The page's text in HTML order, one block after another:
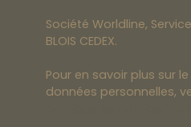
Société Worldline, Service
BLOIS CEDEX.
Pour en savoir plus sur
données personnelles,